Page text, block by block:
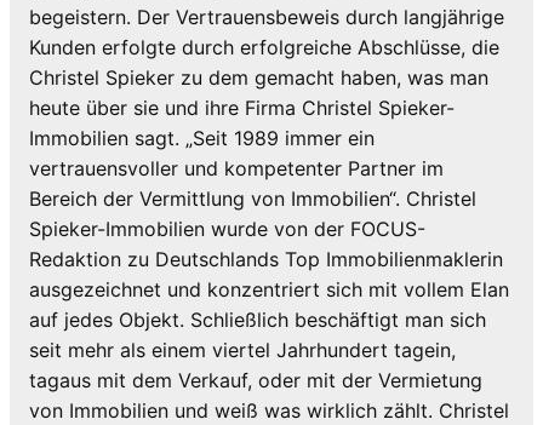
begeistern. Der Vertrauensbeweis durch langjährige
Kunden erfolgte durch erfolgreiche Abschlüsse, die
Christel Spieker zu dem gemacht haben, was man
heute über sie und ihre Firma Christel Spieker-
Immobilien sagt. „Seit 1989 immer ein
vertrauensvoller und kompetenter Partner im
Bereich der Vermittlung von Immobilien“. Christel
Spieker-Immobilien wurde von der FOCUS-
Redaktion zu Deutschlands Top Immobilienmaklerin
ausgezeichnet und konzentriert sich mit vollem Elan
auf jedes Objekt. Schließlich beschäftigt man sich
seit mehr als einem viertel Jahrhundert tagein,
tagaus mit dem Verkauf, oder mit der Vermietung
von Immobilien und weiß was wirklich zählt. Christel